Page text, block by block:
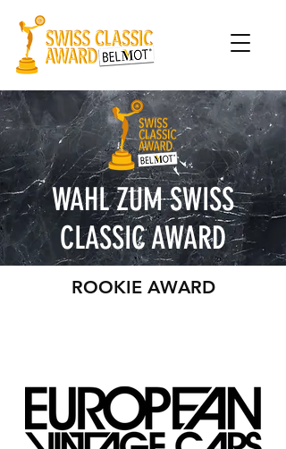
WAHL ZUM SWISS
CLASSIC AWARD
ROOKIE AWARD